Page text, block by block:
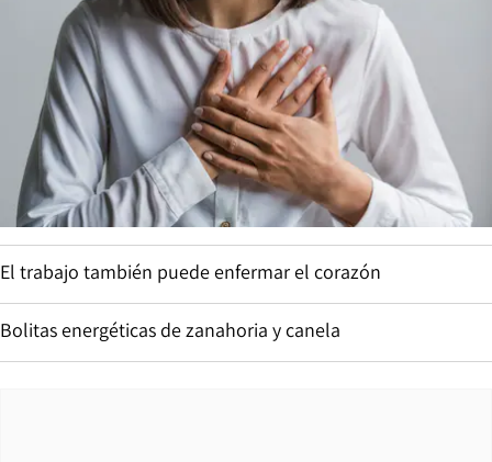
El trabajo también puede enfermar el corazón
Bolitas energéticas de zanahoria y canela